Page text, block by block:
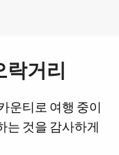
거리
운티로 여행 중이
는 것을 감사하게